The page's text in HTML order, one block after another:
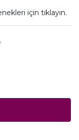
için tıklayın.